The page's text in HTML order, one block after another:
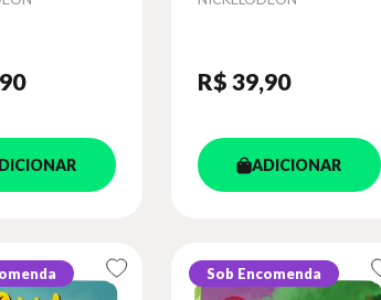
R$ 39,90
ADICIONAR
Sob Encomenda